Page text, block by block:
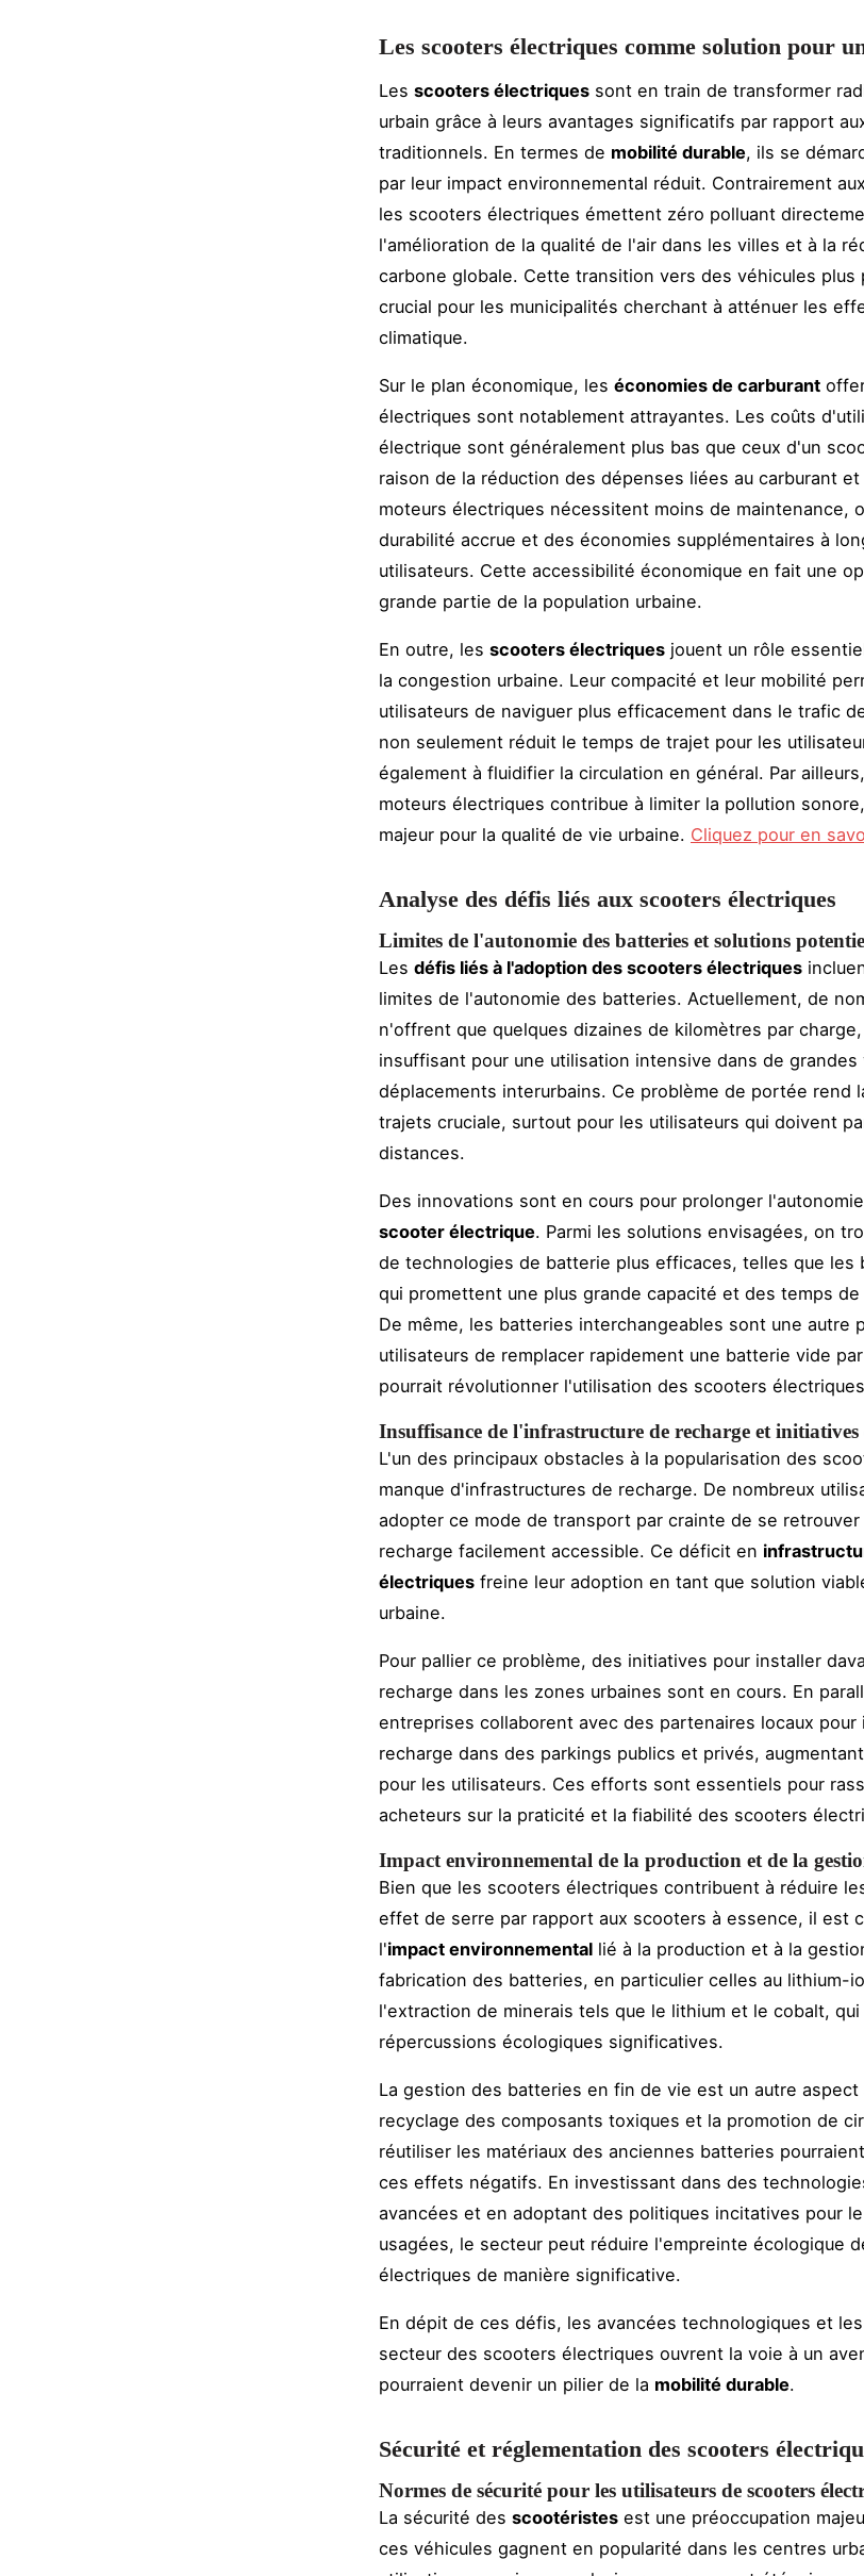
Les scooters électriques comme solution pour
Les scooters électriques sont en train de transformer
urbain grâce à leurs avantages significatifs par rapport
traditionnels. En termes de mobilité durable, ils se
par leur impact environnemental réduit. Contrairement
les scooters électriques émettent zéro polluant
l'amélioration de la qualité de l'air dans les villes et à la
carbone globale. Cette transition vers des véhicules plus
crucial pour les municipalités cherchant à atténuer les
climatique.
Sur le plan économique, les économies de carburant
électriques sont notablement attrayantes. Les coûts
électrique sont généralement plus bas que ceux d'un
raison de la réduction des dépenses liées au carburant
moteurs électriques nécessitent moins de maintenance,
durabilité accrue et des économies supplémentaires à
utilisateurs. Cette accessibilité économique en fait une
grande partie de la population urbaine.
En outre, les scooters électriques jouent un rôle
la congestion urbaine. Leur compacité et leur mobilité
utilisateurs de naviguer plus efficacement dans le trafic
non seulement réduit le temps de trajet pour les
également à fluidifier la circulation en général. Par
moteurs électriques contribue à limiter la pollution
majeur pour la qualité de vie urbaine. Cliquez pour en
Analyse des défis liés aux scooters électriques
Limites de l'autonomie des batteries et solutions
Les défis liés à l'adoption des scooters électriques
limites de l'autonomie des batteries. Actuellement, de
n'offrent que quelques dizaines de kilomètres par
insuffisant pour une utilisation intensive dans de grandes
déplacements interurbains. Ce problème de portée rend
trajets cruciale, surtout pour les utilisateurs qui doivent
distances.
Des innovations sont en cours pour prolonger
scooter électrique. Parmi les solutions envisagées, on
de technologies de batterie plus efficaces, telles que les
qui promettent une plus grande capacité et des temps
De même, les batteries interchangeables sont une autre
utilisateurs de remplacer rapidement une batterie vide
pourrait révolutionner l'utilisation des scooters
Insuffisance de l'infrastructure de recharge et initiatives
L'un des principaux obstacles à la popularisation des
manque d'infrastructures de recharge. De nombreux
adopter ce mode de transport par crainte de se
recharge facilement accessible. Ce déficit en
électriques freine leur adoption en tant que solution
urbaine.
Pour pallier ce problème, des initiatives pour installer
recharge dans les zones urbaines sont en cours. En
entreprises collaborent avec des partenaires locaux
recharge dans des parkings publics et privés,
pour les utilisateurs. Ces efforts sont essentiels pour
acheteurs sur la praticité et la fiabilité des scooters
Impact environnemental de la production et de la
Bien que les scooters électriques contribuent à réduire
effet de serre par rapport aux scooters à essence, il est
l'impact environnemental lié à la production et à la
fabrication des batteries, en particulier celles au lithium-
l'extraction de minerais tels que le lithium et le cobalt,
répercussions écologiques significatives.
La gestion des batteries en fin de vie est un autre aspect
recyclage des composants toxiques et la promotion de
réutiliser les matériaux des anciennes batteries
ces effets négatifs. En investissant dans des
avancées et en adoptant des politiques incitatives pour
usagées, le secteur peut réduire l'empreinte écologique
électriques de manière significative.
En dépit de ces défis, les avancées technologiques et
secteur des scooters électriques ouvrent la voie à un
pourraient devenir un pilier de la mobilité durable.
Sécurité et réglementation des scooters
Normes de sécurité pour les utilisateurs de scooters
La sécurité des scootéristes est une préoccupation
ces véhicules gagnent en popularité dans les centres